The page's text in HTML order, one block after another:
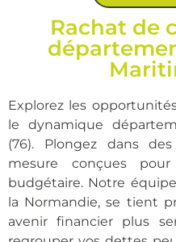
Rachat de
Explorez les
le dynamique
(76). Plongez dans
mesure conçues
budgétaire. Notre
la Normandie, se tient
avenir financier plus